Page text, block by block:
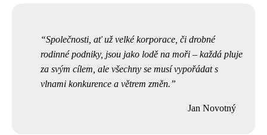
Společnosti, ať už velké korporace, či drobné
rodinné podniky, jsou jako lodě na moři – každá pluje
za svým cílem, ale všechny se musí vypořádat s
vlnami konkurence a větrem změn.
Jan Novotný